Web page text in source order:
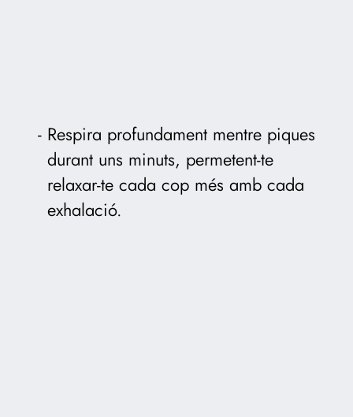
Respira profundament mentre piques
durant uns minuts, permetent-te
relaxar-te cada cop més amb cada
exhalació.